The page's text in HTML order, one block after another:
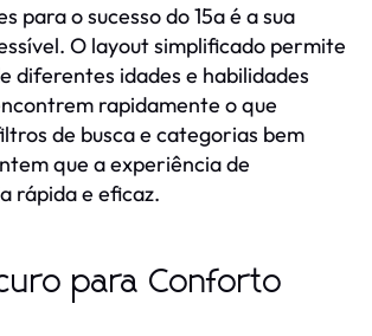
para o sucesso do 15a é a sua
O layout simplificado permite
diferentes idades e habilidades
rapidamente o que
de busca e categorias bem
que a experiência de
rápida e eficaz.
para Conforto